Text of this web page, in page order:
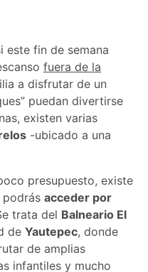
este fin de semana
fuera de la
a disfrutar de un
puedan divertirse
existen varias
-ubicado a una
presupuesto, existe
podrás acceder por
trata del Balneario El
de Yautepec, donde
de amplias
infantiles y mucho